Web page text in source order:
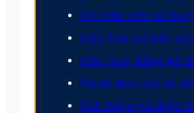
Khi nào cần sử
Cấu tạo cơ bản
Các loại đồng hồ
Cách đọc chỉ số
Giá đồng hồ điện